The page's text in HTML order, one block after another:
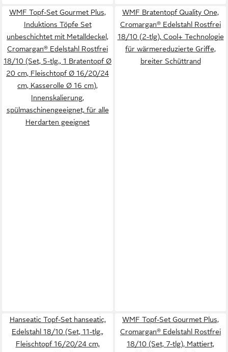
WMF Topf-Set Gourmet Plus,
Induktions Töpfe Set
unbeschichtet mit Metalldeckel,
Cromargan® Edelstahl Rostfrei
18/10 (Set, 5-tlg., 1 Bratentopf Ø
20 cm, Fleischtopf Ø 16/20/24
cm, Kasserolle Ø 16 cm),
Innenskalierung,
spülmaschinengeeignet, für alle
Herdarten geeignet
WMF Bratentopf Quality One,
Cromargan® Edelstahl Rostfrei
18/10 (2-tlg), Cool+ Technologie
für wärmereduzierte Griffe,
breiter Schüttrand
Hanseatic Topf-Set hanseatic,
Edelstahl 18/10 (Set, 11-tlg.,
Fleischtopf 16/20/24 cm,
WMF Topf-Set Gourmet Plus,
Cromargan® Edelstahl Rostfrei
18/10 (Set, 7-tlg), Mattiert,